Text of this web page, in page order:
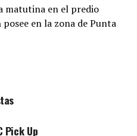
matutina en el predio
en la zona de Punta
Pick Up